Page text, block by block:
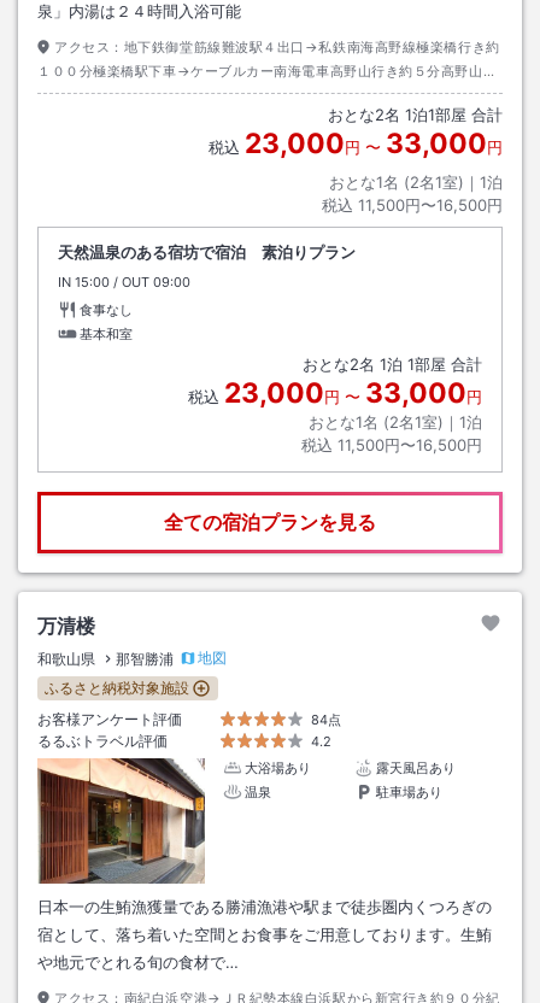
泉」内湯は２４時間入浴可能
アクセス： 地下鉄御堂筋線難波駅４出口→私鉄南海高野線極楽橋行き約
１００分極楽橋駅下車→ケーブルカー南海電車高野山行き約５分高野山駅
下車→南海りんかんバス奥の院・大門行き約８分警察前下車→徒歩約１分
※２０２４年８月２６日から金剛峯寺前に変更(徒歩５分)
おとな2名 1泊1部屋 合計
税込 23,000円 〜 33,000円
おとな1名 (2名1室)｜ 1泊
税込 11,500円〜16,500円
天然温泉のある宿坊で宿泊 素泊りプラン
IN チェックイン
15:00 / OUT チェックアウト
09:00
食事なし
基本和室
おとな2名 1泊 1部屋 合計
税込 23,000円 〜 33,000円
おとな1名 (2名1室)｜ 1泊
税込 11,500円〜16,500円
全ての宿泊プランを見る
万清楼
和歌山県 那智勝浦
地図
ふるさと納税対象施設
お客様アンケート評価
84点
るるぶトラベル評価
4.2
大浴場あり
露天風呂あり
温泉
駐車場あり
日本一の生鮪漁獲量である勝浦漁港や駅まで徒歩圏内くつろぎの
宿として、落ち着いた空間とお食事をご用意しております。生鮪
や地元でとれる旬の食材で…
アクセス： 南紀白浜空港→ＪＲ紀勢本線白浜駅から新宮行き約９０分紀